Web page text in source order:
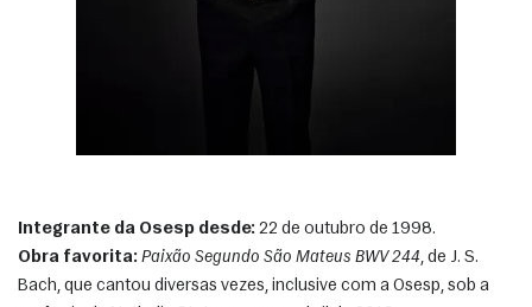
Integrante da Osesp desde: 22 de outubro de 1998.
Obra favorita: Paixão Segundo São Mateus BWV 244, de J. S.
Bach, que cantou diversas vezes, inclusive com a Osesp, sob a